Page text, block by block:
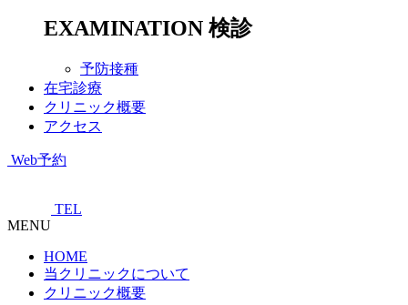
EXAMINATION 検診
予防接種
在宅診療
クリニック概要
アクセス
Web予約
TEL
MENU
HOME
当クリニックについて
クリニック概要